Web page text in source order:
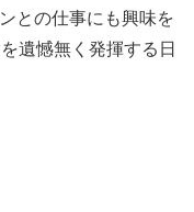
との仕事にも興味を
遺憾無く発揮する日